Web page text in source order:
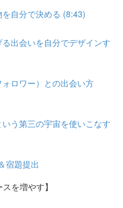
自分で決める (8:43)
出会いを自分でデザインす
ロワー）との出会い方
う第三の宇宙を使いこなす
宿題提出
を増やす】